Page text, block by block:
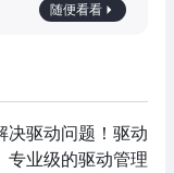
随便看看
决驱动问题！驱动
专业级的驱动管理